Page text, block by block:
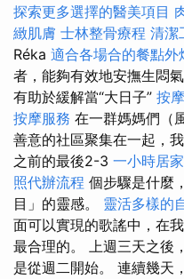
探索更多選擇的醫美項目
緻肌膚 士林整骨療程 清潔
Réka 適合各場合的餐點外
者，能夠有效地安撫生悶
有助於緩解當“大日子” 按
按摩服務 在一群媽媽們（
善意的社區聚集在一起，
之前的最後2-3 一小時居
照代辦流程 個步驟是什麼
目」的靈感。 靈活多樣的
面可以實現的歌謠中，在
最合理的。 上週三天之後
是從週二開始。 連續幾天